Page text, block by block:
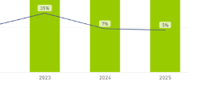
отечественного и
маркетинговых и